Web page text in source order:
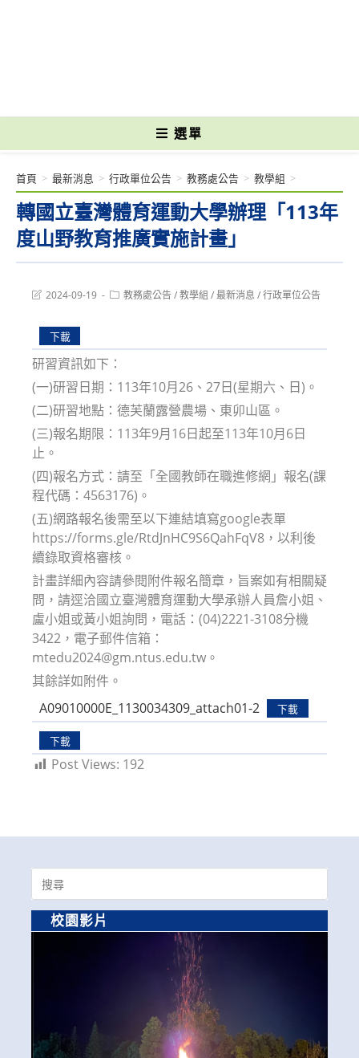
選單
轉國立臺灣體育運動大學辦理「113年
度山野教育推廣實施計畫」
首頁 > 最新消息 > 行政單位公告 > 教務處公告 > 教學組 >
Post2024-09-19
Post教務處公告/教學組 /最新消息 /行政單位公告
下載
研習資訊如下：
(一)研習日期：113年10月26、27日(星期六、日)。
(二)研習地點：德芙蘭露營農場、東卯山區。
(三)報名期限：113年9月16日起至113年10月6日
止。
(四)報名方式：請至「全國教師在職進修網」報名(課
程代碼：4563176)。
(五)網路報名後需至以下連結填寫google表單
https://forms.gle/RtdJnHC9S6QahFqV8，以利後
續錄取資格審核。
計畫詳細內容請參閱附件報名簡章，旨案如有相關疑
問，請逕洽國立臺灣體育運動大學承辦人員詹小姐、
盧小姐或黃小姐詢問，電話：(04)2221-3108分機
3422，電子郵件信箱：
mtedu2024@gm.ntus.edu.tw。
其餘詳如附件。
A09010000E_1130034309_attach01-2
下載
下載
Post Views: 192
Search
for:
校園影片